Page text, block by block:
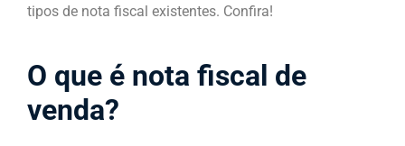
tipos de nota fiscal existentes. Confira!
O que é nota fiscal de
venda?